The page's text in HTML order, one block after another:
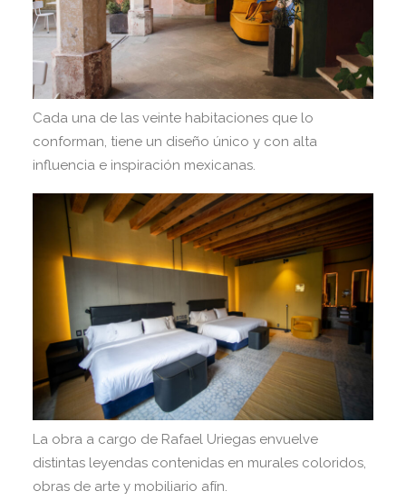
Cada una de las veinte habitaciones que lo
conforman, tiene un diseño único y con alta
influencia e inspiración mexicanas.
La obra a cargo de Rafael Uriegas envuelve
distintas leyendas contenidas en murales coloridos,
obras de arte y mobiliario afín.